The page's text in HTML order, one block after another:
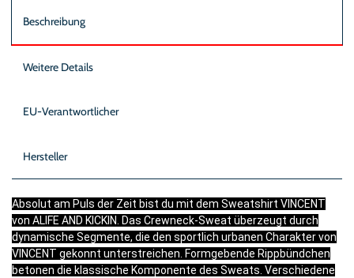
Beschreibung
Weitere Details
EU-Verantwortlicher
Hersteller
Absolut am Puls der Zeit bist du mit dem Sweatshirt VINCENT
von ALIFE AND KICKIN. Das Crewneck-Sweat überzeugt durch
dynamische Segmente, die den sportlich urbanen Charakter von
VINCENT gekonnt unterstreichen. Formgebende Rippbündchen
betonen die klassische Komponente des Sweats. Verschiedene